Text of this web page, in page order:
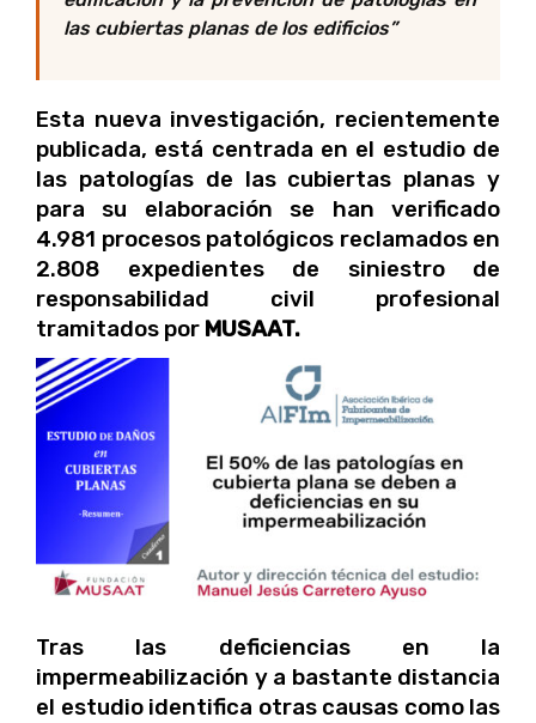
las cubiertas planas de los edificios”
Esta nueva investigación, recientemente
publicada, está centrada en el estudio de
las patologías de las cubiertas planas y
para su elaboración se han verificado
4.981 procesos patológicos reclamados en
2.808 expedientes de siniestro de
responsabilidad civil profesional
tramitados por MUSAAT.
Tras las deficiencias en la
impermeabilización y a bastante distancia
el estudio identifica otras causas como las